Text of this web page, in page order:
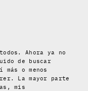
Ahora ya no
de buscar
o menos
La mayor parte
mis